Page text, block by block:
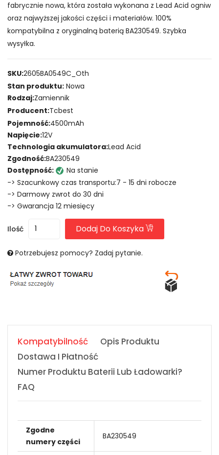
fabrycznie nowa, która została wykonana z Lead Acid ogniw
oraz najwyższej jakości części i materiałów. 100%
kompatybilna z oryginalną baterią BA230549. Szybka
wysyłka.
SKU:2605BA0549C_Oth
Stan produktu: Nowa
Rodzaj:Zamiennik
Producent:Tcbest
Pojemność:4500mAh
Napięcie:12V
Technologia akumulatora:Lead Acid
Zgodność:BA230549
Dostępność:
Na stanie
-> Szacunkowy czas transportu:7 - 15 dni robocze
-> Darmowy zwrot do 30 dni
-> Gwarancja 12 miesięcy
Ilość Dodaj Do Koszyka
Potrzebujesz pomocy? Zadaj pytanie.
Kompatybilność
Opis Produktu
Dostawa I Płatność
Numer Produktu Baterii Lub Ładowarki?
FAQ
Zgodne
numery części
BA230549